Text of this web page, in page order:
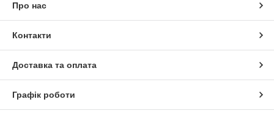
Про нас
Контакти
Доставка та оплата
Графік роботи